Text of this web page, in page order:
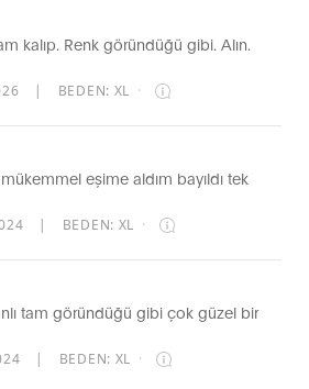
kalıp. Renk göründüğü gibi. Alın.
| BEDEN: XL ·
eşime aldım bayıldı tek
| BEDEN: XL ·
tam göründüğü gibi çok güzel bir
| BEDEN: XL ·